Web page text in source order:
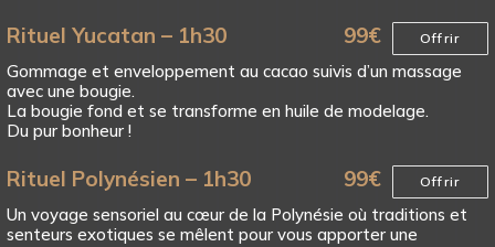
Rituel Yucatan – 1h30 99€ Offrir
Gommage et enveloppement au cacao suivis d’un massage
avec une bougie.
La bougie fond et se transforme en huile de modelage.
Du pur bonheur !
Rituel Polynésien – 1h30 99€ Offrir
Un voyage sensoriel au cœur de la Polynésie où traditions et
senteurs exotiques se mêlent pour vous apporter une